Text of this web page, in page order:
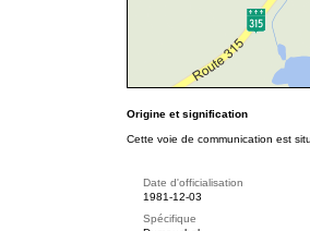
Origine et signification
Cette voie de communication est
Date d'officialisation
1981-12-03
Spécifique